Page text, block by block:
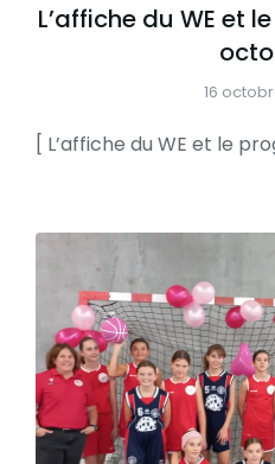
L’affiche du WE et
16